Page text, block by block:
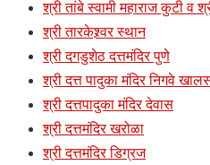
श्री तांबे स्वामी महाराज कुटी व
श्री तारकेश्र्वर स्थान
श्री दगडुशेठ दत्तमंदिर पुणे
श्री दत्त पादुका मंदिर निगवे
श्री दत्तपादुका मंदिर देवास
श्री दत्तमंदिर खरोळा
श्री दत्तमंदिर डिग्रज